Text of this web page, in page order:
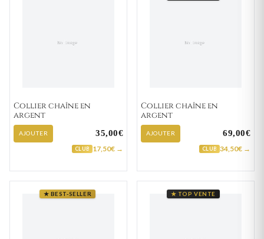
Collier chaîne en
argent
AJOUTER 35,00€
CLUB 17,50€ →
Collier chaîne en
argent
AJOUTER 69,00€
CLUB 34,50€ →
★ BEST-SELLER ★ TOP VENTE